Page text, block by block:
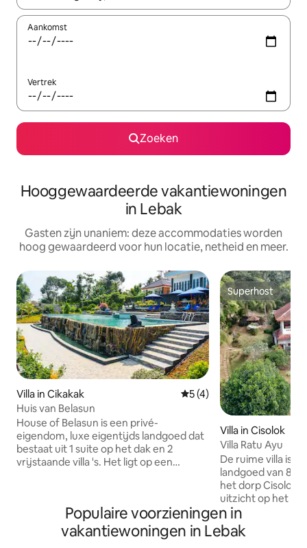
Aankomst
Vertrek
Zoeken
Hooggewaardeerde vakantiewoningen
in Lebak
Gasten zijn unaniem: deze accommodaties worden
hoog gewaardeerd voor hun locatie, netheid en meer.
Villa in Cikakak Gemiddelde beoordeling
5 (4)
Huis van Belasun
House of Belasun is een privé-
eigendom, luxe eigentijds landgoed dat
bestaat uit 1 suite op het dak en 2
vrijstaande villa 's. Het ligt op een
aan gezinsvriendelijke attracties.
Geschikt voor maximaal 15 gasten en
kan individueel of door een groep
Superhost
Superhost
Villa in Cisolok
Villa Ratu Ayu
De ruime villa is
landgoed van
het dorp Cisolok
uitzicht op het
voorzien van een
slaapkamers en 2
slaapkamer heeft
Populaire voorzieningen in
vakantiewoningen in Lebak